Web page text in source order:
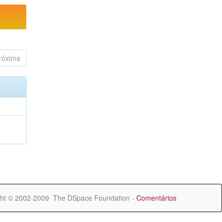
© 2002-2009 The DSpace Foundation - Comentários